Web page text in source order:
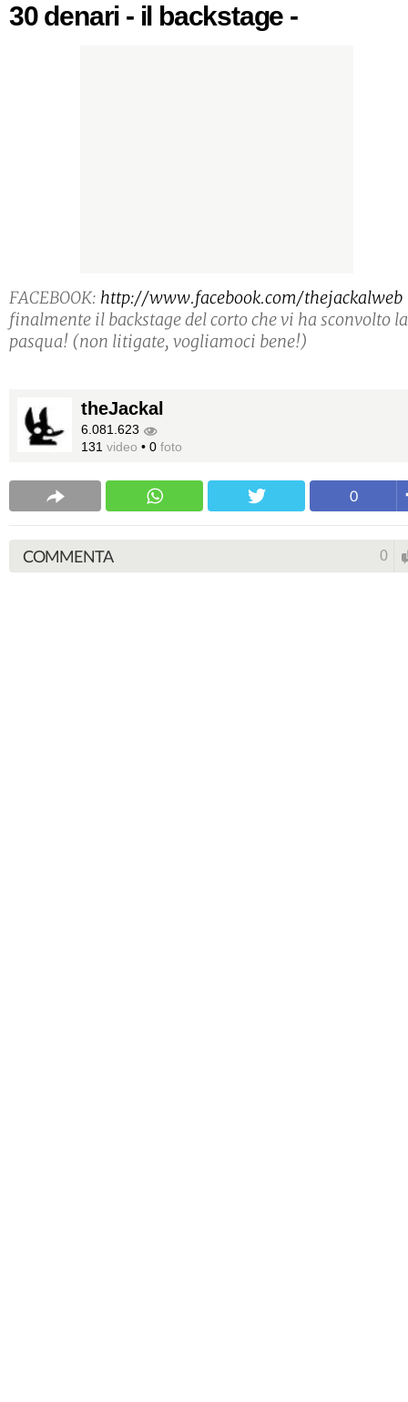
30 denari - il backstage -
FACEBOOK: http://www.facebook.com/thejackalweb
finalmente il backstage del corto che vi ha sconvolto la
pasqua! (non litigate, vogliamoci bene!)
theJackal
6.081.623
131 video • 0 foto
0
COMMENTA 0